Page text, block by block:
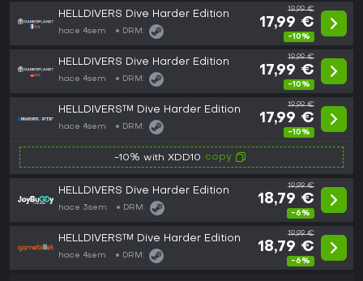
HELLDIVERS Dive Harder Edition
hace 4sem DRM:
19,99 €
17,99 €
-10%
HELLDIVERS Dive Harder Edition
hace 4sem DRM:
19,99 €
17,99 €
-10%
HELLDIVERS™ Dive Harder Edition
hace 4sem DRM:
19,99 €
17,99 €
-10%
-10% with XDD10 copy
HELLDIVERS Dive Harder Edition
hace 3sem DRM:
19,99 €
18,79 €
-6%
HELLDIVERS™ Dive Harder Edition
hace 4sem DRM:
19,99 €
18,79 €
-6%